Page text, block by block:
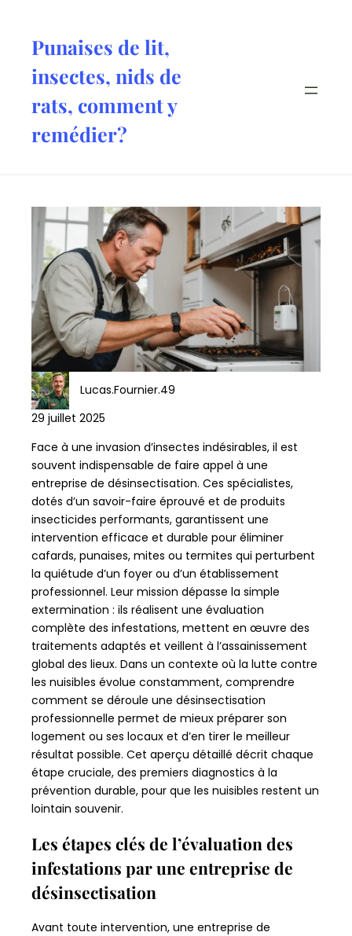
contenuPunaises de lit,
insectes, nids de
rats, comment y
remédier?
Lucas.Fournier.49
29 juillet 2025
Face à une invasion d’insectes indésirables, il est
souvent indispensable de faire appel à une
entreprise de désinsectisation. Ces spécialistes,
dotés d’un savoir-faire éprouvé et de produits
insecticides performants, garantissent une
intervention efficace et durable pour éliminer
cafards, punaises, mites ou termites qui perturbent
la quiétude d’un foyer ou d’un établissement
professionnel. Leur mission dépasse la simple
extermination : ils réalisent une évaluation
complète des infestations, mettent en œuvre des
traitements adaptés et veillent à l’assainissement
global des lieux. Dans un contexte où la lutte contre
les nuisibles évolue constamment, comprendre
comment se déroule une désinsectisation
professionnelle permet de mieux préparer son
logement ou ses locaux et d’en tirer le meilleur
résultat possible. Cet aperçu détaillé décrit chaque
étape cruciale, des premiers diagnostics à la
prévention durable, pour que les nuisibles restent un
lointain souvenir.
Les étapes clés de l’évaluation des
infestations par une entreprise de
désinsectisation
Avant toute intervention, une entreprise de